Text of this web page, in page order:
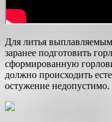
Для литья
заранее подготовить
сформированную
должно происходить
остужение недопустимо.